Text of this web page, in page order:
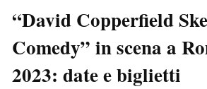
“David Copperfield
Comedy” in scena a
2023: date e biglietti